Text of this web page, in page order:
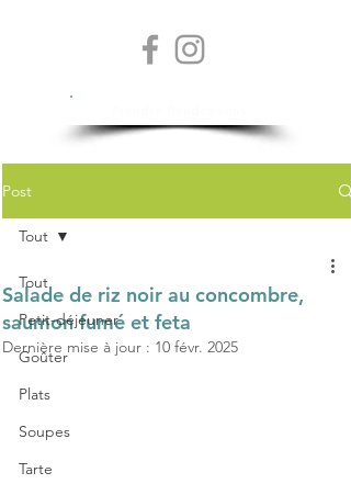
Post
Tout
Petit-déjeuner
Goûter
Plats
Soupes
Tarte
Tout
Salade de riz noir au concombre,
saumon fumé et feta
Dernière mise à jour : 10 févr. 2025